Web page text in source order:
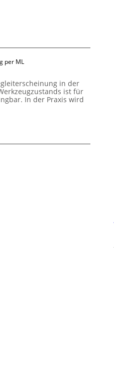
per ML
in der
ist für
In der Praxis wird